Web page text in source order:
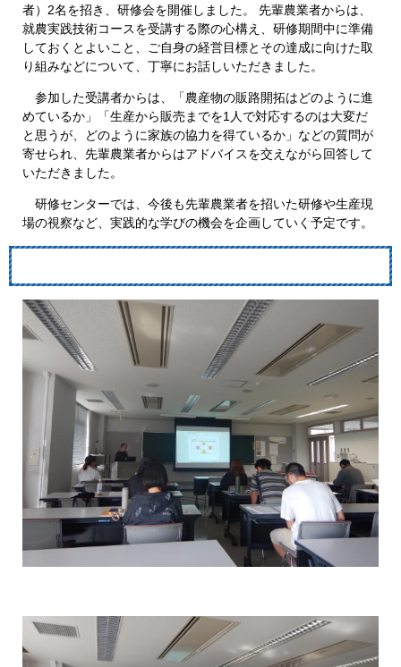
者）2名を招き、研修会を開催しました。 先輩農業者からは、
就農実践技術コースを受講する際の心構え、研修期間中に準備
しておくとよいこと、ご自身の経営目標とその達成に向けた取
り組みなどについて、丁寧にお話しいただきました。
参加した受講者からは、「農産物の販路開拓はどのように進
めているか」「生産から販売までを1人で対応するのは大変だ
と思うが、どのように家族の協力を得ているか」などの質問が
寄せられ、先輩農業者からはアドバイスを交えながら回答して
いただきました。
研修センターでは、今後も先輩農業者を招いた研修や生産現
場の視察など、実践的な学びの機会を企画していく予定です。